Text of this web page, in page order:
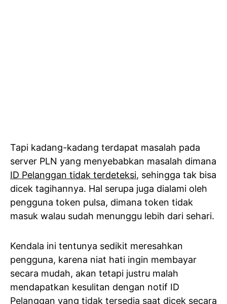
Tapi kadang-kadang terdapat masalah pada
server PLN yang menyebabkan masalah dimana
ID Pelanggan tidak terdeteksi, sehingga tak bisa
dicek tagihannya. Hal serupa juga dialami oleh
pengguna token pulsa, dimana token tidak
masuk walau sudah menunggu lebih dari sehari.
Kendala ini tentunya sedikit meresahkan
pengguna, karena niat hati ingin membayar
secara mudah, akan tetapi justru malah
mendapatkan kesulitan dengan notif ID
Pelanggan yang tidak tersedia saat dicek secara